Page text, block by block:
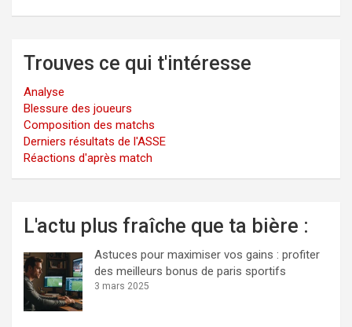
Trouves ce qui t'intéresse
Analyse
Blessure des joueurs
Composition des matchs
Derniers résultats de l'ASSE
Réactions d'après match
L'actu plus fraîche que ta bière :
Astuces pour maximiser vos gains : profiter
des meilleurs bonus de paris sportifs
3 mars 2025